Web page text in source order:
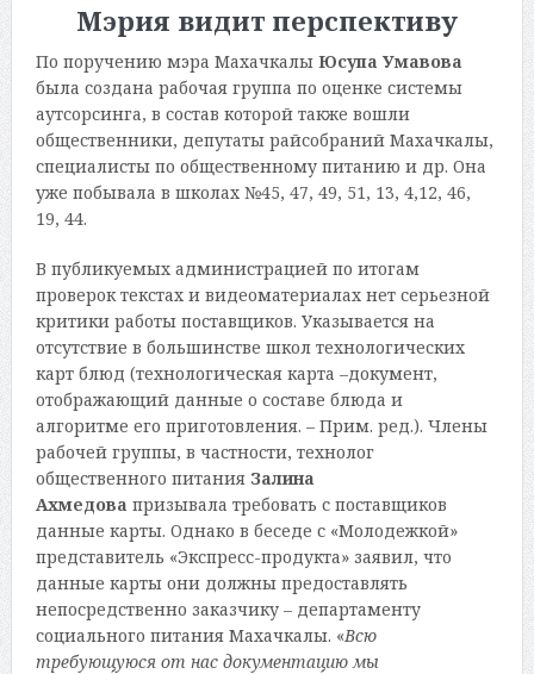
Мэрия видит перспективу
По поручению мэра Махачкалы Юсупа Умавова
была создана рабочая группа по оценке системы
аутсорсинга, в состав которой также вошли
общественники, депутаты райсобраний Махачкалы,
специалисты по общественному питанию и др. Она
уже побывала в школах №45, 47, 49, 51, 13, 4,12, 46,
19, 44.
В публикуемых администрацией по итогам
проверок текстах и видеоматериалах нет серьезной
критики работы поставщиков. Указывается на
отсутствие в большинстве школ технологических
карт блюд (технологическая карта –документ,
отображающий данные о составе блюда и
алгоритме его приготовления. – Прим. ред.). Члены
рабочей группы, в частности, технолог
общественного питания Залина
Ахмедова призывала требовать с поставщиков
данные карты. Однако в беседе с «Молодежкой»
представитель «Экспресс-продукта» заявил, что
данные карты они должны предоставлять
непосредственно заказчику – департаменту
социального питания Махачкалы. «Всю
требующуюся от нас документацию мы